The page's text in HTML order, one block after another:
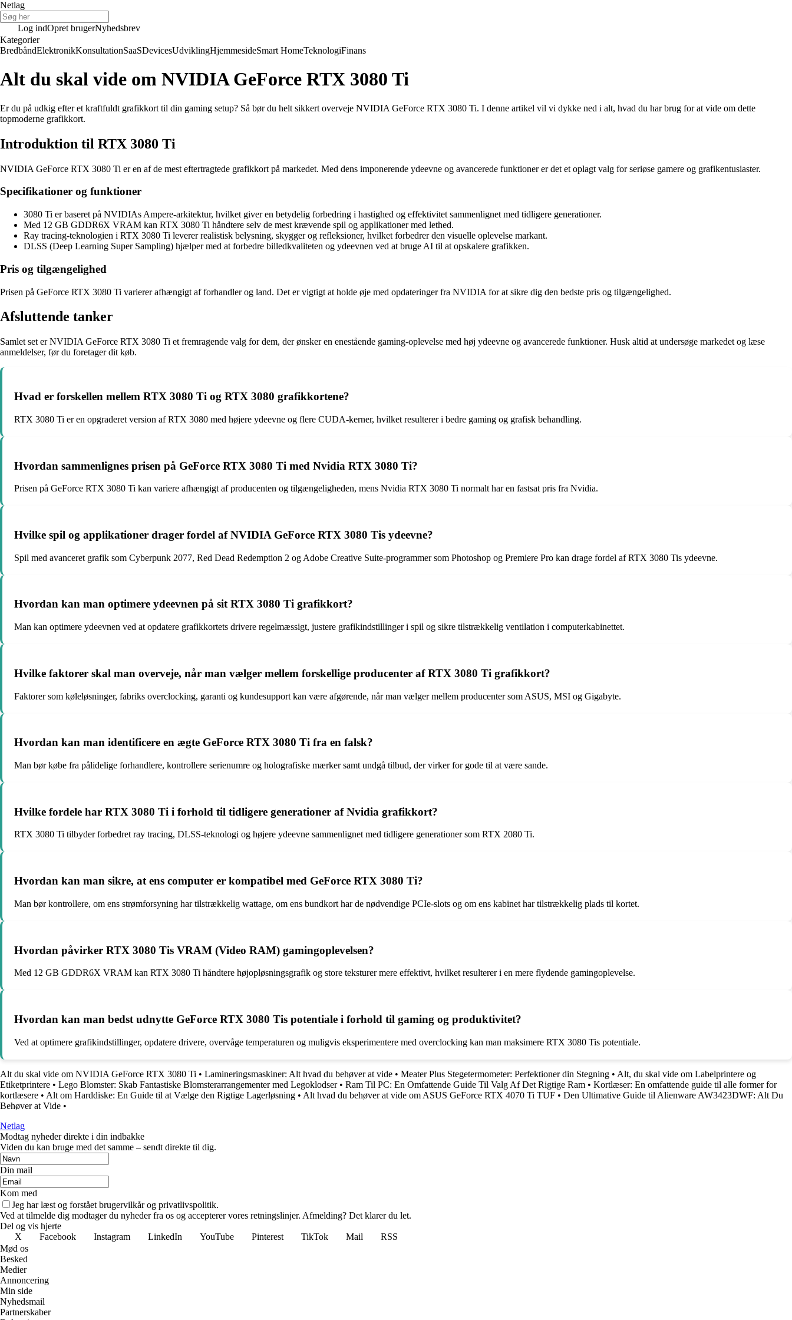
Netlag
Log indOpret brugerNyhedsbrev
Kategorier
BredbåndElektronikKonsultationSaaSDevicesUdviklingHjemmesideSmart HomeTeknologiFinans
Alt du skal vide om NVIDIA GeForce RTX 3080 Ti
Er du på udkig efter et kraftfuldt grafikkort til din gaming setup? Så bør du helt sikkert overveje NVIDIA GeForce RTX 3080 Ti. I denne artikel vil vi dykke ned i alt, hvad du har brug for at vide om dette
topmoderne grafikkort.
Introduktion til RTX 3080 Ti
NVIDIA GeForce RTX 3080 Ti er en af de mest eftertragtede grafikkort på markedet. Med dens imponerende ydeevne og avancerede funktioner er det et oplagt valg for seriøse gamere og grafikentusiaster.
Specifikationer og funktioner
3080 Ti er baseret på NVIDIAs Ampere-arkitektur, hvilket giver en betydelig forbedring i hastighed og effektivitet sammenlignet med tidligere generationer.
Med 12 GB GDDR6X VRAM kan RTX 3080 Ti håndtere selv de mest krævende spil og applikationer med lethed.
Ray tracing-teknologien i RTX 3080 Ti leverer realistisk belysning, skygger og refleksioner, hvilket forbedrer den visuelle oplevelse markant.
DLSS (Deep Learning Super Sampling) hjælper med at forbedre billedkvaliteten og ydeevnen ved at bruge AI til at opskalere grafikken.
Pris og tilgængelighed
Prisen på GeForce RTX 3080 Ti varierer afhængigt af forhandler og land. Det er vigtigt at holde øje med opdateringer fra NVIDIA for at sikre dig den bedste pris og tilgængelighed.
Afsluttende tanker
Samlet set er NVIDIA GeForce RTX 3080 Ti et fremragende valg for dem, der ønsker en enestående gaming-oplevelse med høj ydeevne og avancerede funktioner. Husk altid at undersøge markedet og læse
anmeldelser, før du foretager dit køb.
Hvad er forskellen mellem RTX 3080 Ti og RTX 3080 grafikkortene?
RTX 3080 Ti er en opgraderet version af RTX 3080 med højere ydeevne og flere CUDA-kerner, hvilket resulterer i bedre gaming og grafisk behandling.
Hvordan sammenlignes prisen på GeForce RTX 3080 Ti med Nvidia RTX 3080 Ti?
Prisen på GeForce RTX 3080 Ti kan variere afhængigt af producenten og tilgængeligheden, mens Nvidia RTX 3080 Ti normalt har en fastsat pris fra Nvidia.
Hvilke spil og applikationer drager fordel af NVIDIA GeForce RTX 3080 Tis ydeevne?
Spil med avanceret grafik som Cyberpunk 2077, Red Dead Redemption 2 og Adobe Creative Suite-programmer som Photoshop og Premiere Pro kan drage fordel af RTX 3080 Tis ydeevne.
Hvordan kan man optimere ydeevnen på sit RTX 3080 Ti grafikkort?
Man kan optimere ydeevnen ved at opdatere grafikkortets drivere regelmæssigt, justere grafikindstillinger i spil og sikre tilstrækkelig ventilation i computerkabinettet.
Hvilke faktorer skal man overveje, når man vælger mellem forskellige producenter af RTX 3080 Ti grafikkort?
Faktorer som køleløsninger, fabriks overclocking, garanti og kundesupport kan være afgørende, når man vælger mellem producenter som ASUS, MSI og Gigabyte.
Hvordan kan man identificere en ægte GeForce RTX 3080 Ti fra en falsk?
Man bør købe fra pålidelige forhandlere, kontrollere serienumre og holografiske mærker samt undgå tilbud, der virker for gode til at være sande.
Hvilke fordele har RTX 3080 Ti i forhold til tidligere generationer af Nvidia grafikkort?
RTX 3080 Ti tilbyder forbedret ray tracing, DLSS-teknologi og højere ydeevne sammenlignet med tidligere generationer som RTX 2080 Ti.
Hvordan kan man sikre, at ens computer er kompatibel med GeForce RTX 3080 Ti?
Man bør kontrollere, om ens strømforsyning har tilstrækkelig wattage, om ens bundkort har de nødvendige PCIe-slots og om ens kabinet har tilstrækkelig plads til kortet.
Hvordan påvirker RTX 3080 Tis VRAM (Video RAM) gamingoplevelsen?
Med 12 GB GDDR6X VRAM kan RTX 3080 Ti håndtere højopløsningsgrafik og store teksturer mere effektivt, hvilket resulterer i en mere flydende gamingoplevelse.
Hvordan kan man bedst udnytte GeForce RTX 3080 Tis potentiale i forhold til gaming og produktivitet?
Ved at optimere grafikindstillinger, opdatere drivere, overvåge temperaturen og muligvis eksperimentere med overclocking kan man maksimere RTX 3080 Tis potentiale.
Alt du skal vide om NVIDIA GeForce RTX 3080 Ti • Lamineringsmaskiner: Alt hvad du behøver at vide • Meater Plus Stegetermometer: Perfektioner din Stegning • Alt, du skal vide om Labelprintere og
Etiketprintere • Lego Blomster: Skab Fantastiske Blomsterarrangementer med Legoklodser• Ram Til PC: En Omfattende Guide Til Valg Af Det Rigtige Ram • Kortlæser: En omfattende guide til alle former for
kortlæsere • Alt om Harddiske: En Guide til at Vælge den Rigtige Lagerløsning • Alt hvad du behøver at vide om ASUS GeForce RTX 4070 Ti TUF • Den Ultimative Guide til Alienware AW3423DWF: Alt Du
Behøver at Vide •
Netlag
Modtag nyheder direkte i din indbakke
Viden du kan bruge med det samme – sendt direkte til dig.
Din mail
Kom med
Jeg har læst og forstået brugervilkår og privatlivspolitik.
Ved at tilmelde dig modtager du nyheder fra os og accepterer vores retningslinjer. Afmelding? Det klarer du let.
Del og vis hjerte
X
Facebook Instagram LinkedIn YouTube Pinterest TikTok Mail
RSS
Mød os
Besked
Medier
Annoncering
Min side
Nyhedsmail
Partnerskaber